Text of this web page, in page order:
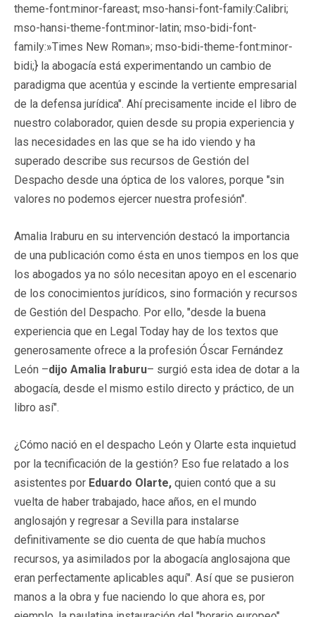
theme-font:minor-fareast; mso-hansi-font-family:Calibri;
mso-hansi-theme-font:minor-latin; mso-bidi-font-
family:»Times New Roman»; mso-bidi-theme-font:minor-
bidi;} la abogacía está experimentando un cambio de
paradigma que acentúa y escinde la vertiente empresarial
de la defensa jurídica". Ahí precisamente incide el libro de
nuestro colaborador, quien desde su propia experiencia y
las necesidades en las que se ha ido viendo y ha
superado describe sus recursos de Gestión del
Despacho desde una óptica de los valores, porque "sin
valores no podemos ejercer nuestra profesión".
Amalia Iraburu en su intervención destacó la importancia
de una publicación como ésta en unos tiempos en los que
los abogados ya no sólo necesitan apoyo en el escenario
de los conocimientos jurídicos, sino formación y recursos
de Gestión del Despacho. Por ello, "desde la buena
experiencia que en Legal Today hay de los textos que
generosamente ofrece a la profesión Óscar Fernández
León –dijo Amalia Iraburu– surgió esta idea de dotar a la
abogacía, desde el mismo estilo directo y práctico, de un
libro así".
¿Cómo nació en el despacho León y Olarte esta inquietud
por la tecnificación de la gestión? Eso fue relatado a los
asistentes por Eduardo Olarte, quien contó que a su
vuelta de haber trabajado, hace años, en el mundo
anglosajón y regresar a Sevilla para instalarse
definitivamente se dio cuenta de que había muchos
recursos, ya asimilados por la abogacía anglosajona que
eran perfectamente aplicables aquí". Así que se pusieron
manos a la obra y fue naciendo lo que ahora es, por